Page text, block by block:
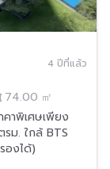
4 ปีที่แล้ว
74.00 ㎡
คาพิเศษเพียง
ม. ใกล้ BTS
องได้)